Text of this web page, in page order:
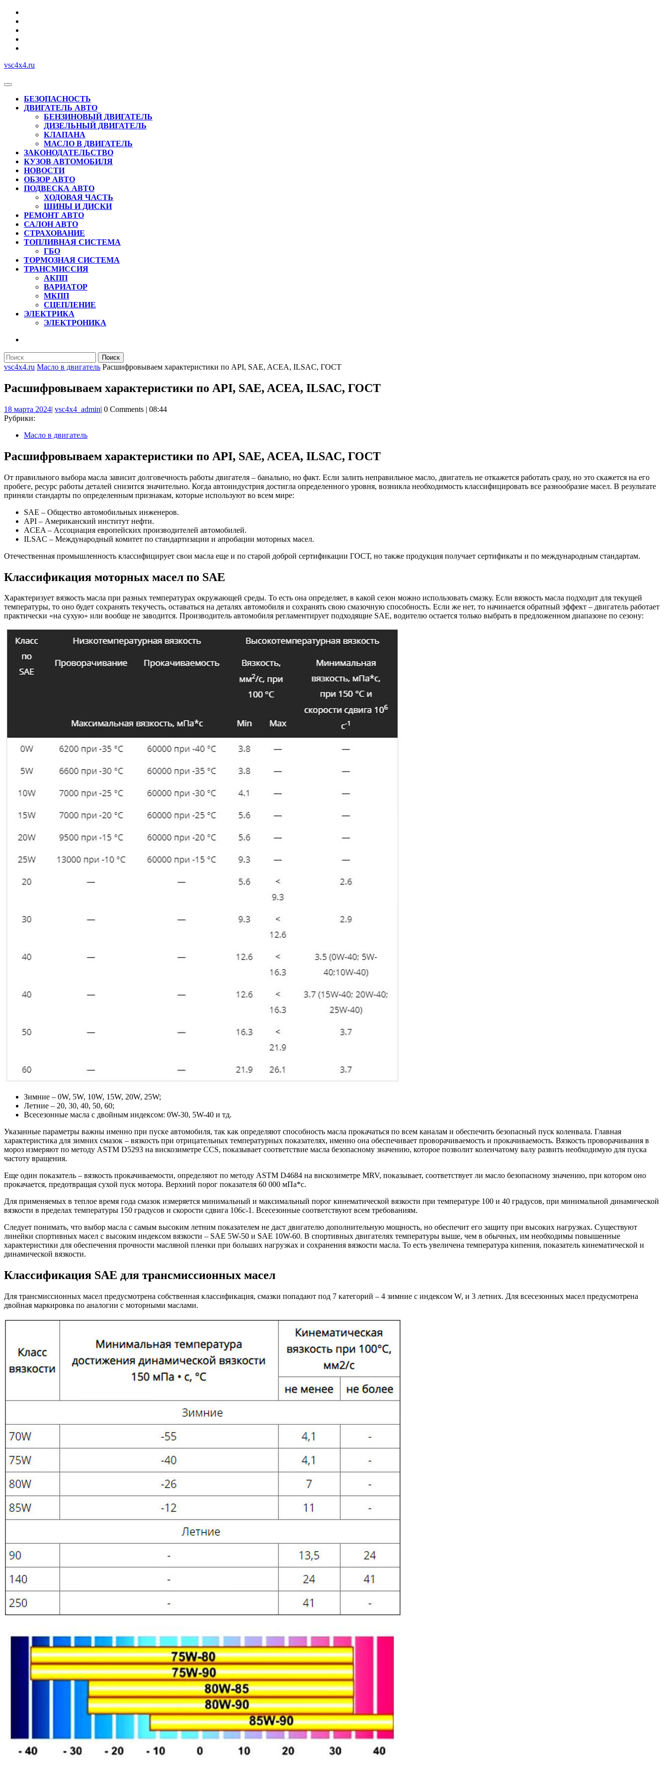
Перейти
содержимому
vsc4x4.ru
Кнопка
ОткрытьБЕЗОПАСНОСТЬ
ДВИГАТЕЛЬ АВТО
БЕНЗИНОВЫЙ ДВИГАТЕЛЬ
ДИЗЕЛЬНЫЙ ДВИГАТЕЛЬ
КЛАПАНА
МАСЛО В ДВИГАТЕЛЬ
ЗАКОНОДАТЕЛЬСТВО
КУЗОВ АВТОМОБИЛЯ
НОВОСТИ
ОБЗОР АВТО
ПОДВЕСКА АВТО
ХОДОВАЯ ЧАСТЬ
ШИНЫ И ДИСКИ
РЕМОНТ АВТО
САЛОН АВТО
СТРАХОВАНИЕ
ТОПЛИВНАЯ СИСТЕМА
ГБО
ТОРМОЗНАЯ СИСТЕМА
ТРАНСМИССИЯ
АКПП
ВАРИАТОР
МКПП
СЦЕПЛЕНИЕ
ЭЛЕКТРИКА
ЭЛЕКТРОНИКА
КНОПКА
Найти:
vsc4x4.ru Масло в двигатель Расшифровываем характеристики по API, SAE, ACEA, ILSAC, ГОСТ
Расшифровываем характеристики по API, SAE, ACEA, ILSAC, ГОСТ
18 марта 202418
| vsc4x4_adminvsc4x4_admin
| 0 Comments | 08:44
Рубрики:
Масло в двигатель
Расшифровываем характеристики по API, SAE, ACEA, ILSAC, ГОСТ
От правильного выбора масла зависит долговечность работы двигателя – банально, но факт. Если залить неправильное масло, двигатель не откажется работать сразу, но это скажется на его
пробеге, ресурс работы деталей снизится значительно. Когда автоиндустрия достигла определенного уровня, возникла необходимость классифицировать все разнообразие масел. В результате
приняли стандарты по определенным признакам, которые используют во всем мире:
SAE – Общество автомобильных инженеров.
API – Американский институт нефти.
ACEA – Ассоциация европейских производителей автомобилей.
ILSAC – Международный комитет по стандартизации и апробации моторных масел.
Отечественная промышленность классифицирует свои масла еще и по старой доброй сертификации ГОСТ, но также продукция получает сертификаты и по международным стандартам.
Классификация моторных масел по SAE
Характеризует вязкость масла при разных температурах окружающей среды. То есть она определяет, в какой сезон можно использовать смазку. Если вязкость масла подходит для текущей
температуры, то оно будет сохранять текучесть, оставаться на деталях автомобиля и сохранять свою смазочную способность. Если же нет, то начинается обратный эффект – двигатель работает
практически «на сухую» или вообще не заводится. Производитель автомобиля регламентирует подходящие SAE, водителю остается только выбрать в предложенном диапазоне по сезону:
Зимние – 0W, 5W, 10W, 15W, 20W, 25W;
Летние – 20, 30, 40, 50, 60;
Всесезонные масла с двойным индексом: 0W-30, 5W-40 и тд.
Указанные параметры важны именно при пуске автомобиля, так как определяют способность масла прокачаться по всем каналам и обеспечить безопасный пуск коленвала. Главная
характеристика для зимних смазок – вязкость при отрицательных температурных показателях, именно она обеспечивает проворачиваемость и прокачиваемость. Вязкость проворачивания в
мороз измеряют по методу ASTM D5293 на вискозиметре CCS, показывает соответствие масла безопасному значению, которое позволит коленчатому валу развить необходимую для пуска
частоту вращения.
Еще один показатель – вязкость прокачиваемости, определяют по методу ASTM D4684 на вискозиметре MRV, показывает, соответствует ли масло безопасному значению, при котором оно
прокачается, предотвращая сухой пуск мотора. Верхний порог показателя 60 000 мПа*с.
Для применяемых в теплое время года смазок измеряется минимальный и максимальный порог кинематической вязкости при температуре 100 и 40 градусов, при минимальной динамической
вязкости в пределах температуры 150 градусов и скорости сдвига 106с-1. Всесезонные соответствуют всем требованиям.
Следует понимать, что выбор масла с самым высоким летним показателем не даст двигателю дополнительную мощность, но обеспечит его защиту при высоких нагрузках. Существуют
линейки спортивных масел с высоким индексом вязкости – SAE 5W-50 и SAE 10W-60. В спортивных двигателях температуры выше, чем в обычных, им необходимы повышенные
характеристики для обеспечения прочности масляной пленки при больших нагрузках и сохранения вязкости масла. То есть увеличена температура кипения, показатель кинематической и
динамической вязкости.
Классификация SAE для трансмиссионных масел
Для трансмиссионных масел предусмотрена собственная классификация, смазки попадают под 7 категорий – 4 зимние с индексом W, и 3 летних. Для всесезонных масел предусмотрена
двойная маркировка по аналогии с моторными маслами.